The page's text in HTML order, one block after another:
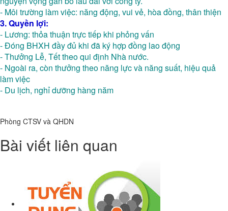
- Môi trường làm việc: năng động, vui vẻ, hòa đồng, thân thiện
3. Quyền lợi:
- Lương: thỏa thuận trực tiếp khi phỏng vấn
-Đóng BHXH đầy đủ khi đã ký hợp đồng lao động
-Thưởng Lễ, Tết theo qui định Nhà nước.
- Ngoài ra, còn thưởng theo năng lực và năng suất, hiệu quả
làm việc
- Du lịch, nghỉ dưỡng hàng năm
Phòng CTSV và QHDN
Bài viết liên quan